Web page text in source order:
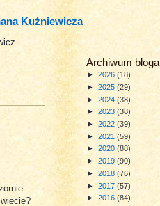
Kuźniewicza
Archiwum bloga
► 2026 (18)
► 2025 (29)
► 2024 (38)
► 2023 (38)
► 2022 (39)
► 2021 (59)
► 2020 (88)
► 2019 (90)
► 2018 (76)
► 2017 (57)
► 2016 (84)